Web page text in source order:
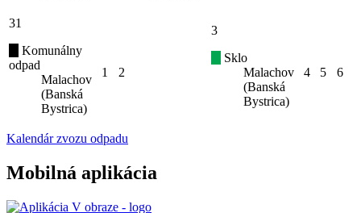
31
Komunálny
odpad
Malachov
(Banská
Bystrica)
1 2
3
Sklo
Malachov
(Banská
Bystrica)
4 5 6
Kalendár zvozu odpadu
Mobilná aplikácia